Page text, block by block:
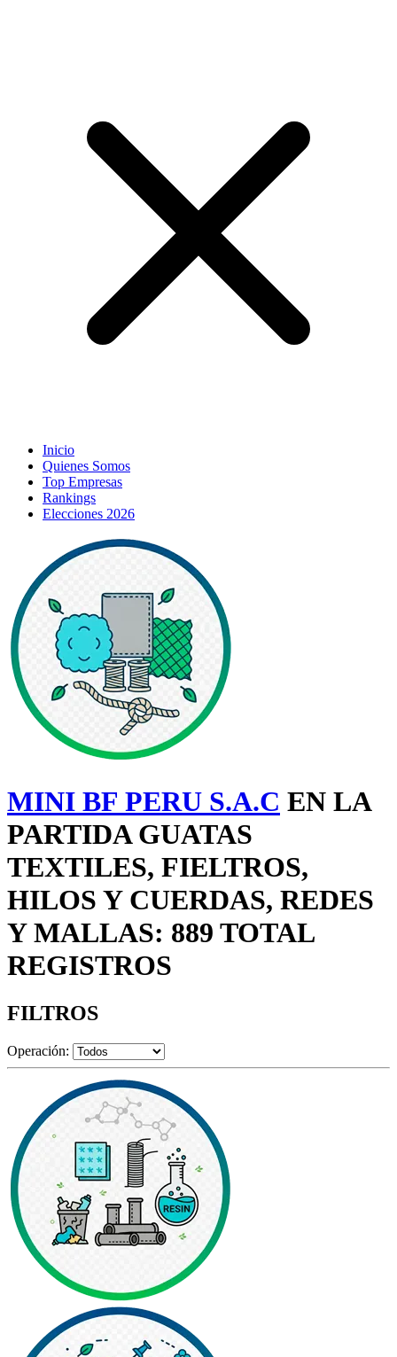
Inicio
Quienes Somos
Top Empresas
Rankings
Elecciones 2026
MINI BF PERU S.A.C EN LA
PARTIDA GUATAS
TEXTILES, FIELTROS,
HILOS Y CUERDAS, REDES
Y MALLAS: 889 TOTAL
REGISTROS
FILTROS
Operación: